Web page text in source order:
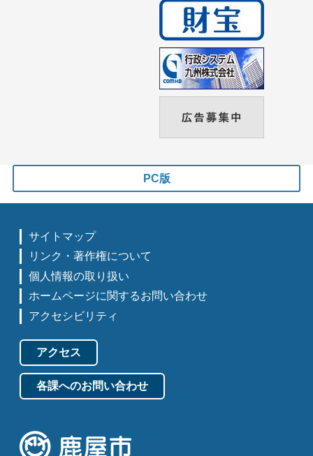
PC版
サイトマップ
リンク・著作権について
個人情報の取り扱い
ホームページに関するお問い合わせ
アクセシビリティ
アクセス
各課へのお問い合わせ